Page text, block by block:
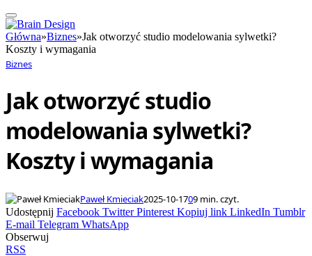
Główna»Biznes»Jak otworzyć studio modelowania sylwetki?
Koszty i wymagania
Biznes
Jak otworzyć studio
modelowania sylwetki?
Koszty i wymagania
Paweł Kmieciak2025-10-1709 min. czyt.
Udostępnij Facebook Twitter Pinterest Kopiuj link LinkedIn Tumblr
E-mail Telegram WhatsApp
Obserwuj
RSS